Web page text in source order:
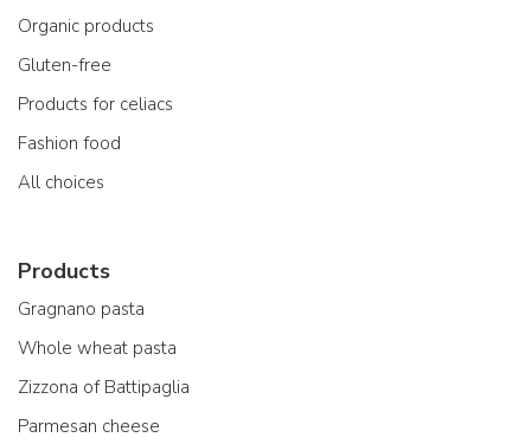
Organic products
Gluten-free
Products for celiacs
Fashion food
All choices
Products
Gragnano pasta
Whole wheat pasta
Zizzona of Battipaglia
Parmesan cheese